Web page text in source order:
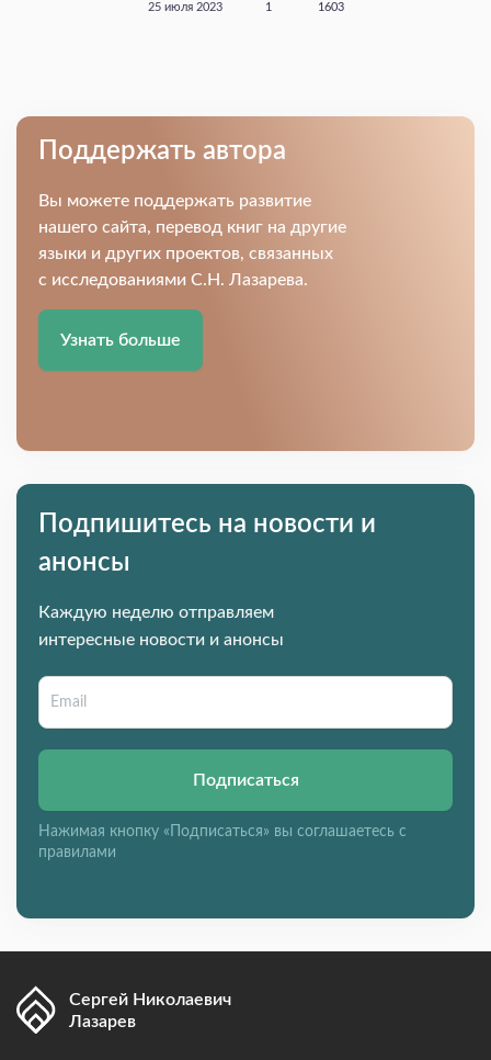
25 июля 2023 1 1603
Поддержать автора
Вы можете поддержать развитие
нашего сайта, перевод книг на другие
языки и других проектов, связанных
с исследованиями С.Н. Лазарева.
Узнать больше
Подпишитесь на новости и
анонсы
Каждую неделю отправляем
интересные новости и анонсы
Подписаться
Нажимая кнопку «Подписаться» вы соглашаетесь с
правилами
Сергей Николаевич
Лазарев